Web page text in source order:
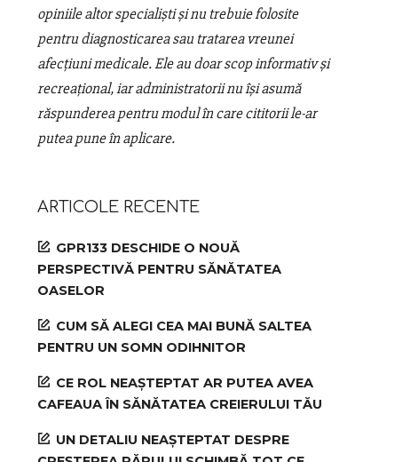
opiniile altor specialiști și nu trebuie folosite
pentru diagnosticarea sau tratarea vreunei
afecțiuni medicale. Ele au doar scop informativ și
recreațional, iar administratorii nu își asumă
răspunderea pentru modul în care cititorii le-ar
putea pune în aplicare.
ARTICOLE RECENTE
GPR133 DESCHIDE O NOUĂ
PERSPECTIVĂ PENTRU SĂNĂTATEA
OASELOR
CUM SĂ ALEGI CEA MAI BUNĂ SALTEA
PENTRU UN SOMN ODIHNITOR
CE ROL NEAȘTEPTAT AR PUTEA AVEA
CAFEAUA ÎN SĂNĂTATEA CREIERULUI TĂU
UN DETALIU NEAȘTEPTAT DESPRE